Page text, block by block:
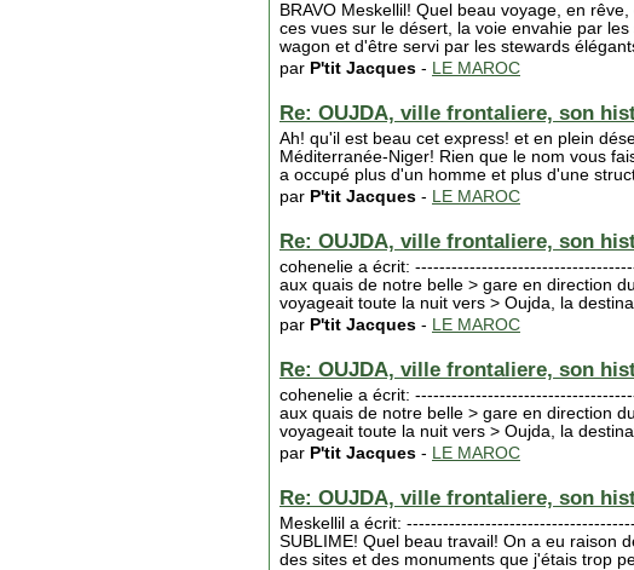
BRAVO Meskellil! Quel beau voyage, en
ces vues sur le désert, la voie envahie par
wagon et d'être servi par les stewards
par P'tit Jacques - LE MAROC
Re: OUJDA, ville frontaliere, son
Ah! qu'il est beau cet express! et en plein
Méditerranée-Niger! Rien que le nom vous
a occupé plus d'un homme et plus d'une
par P'tit Jacques - LE MAROC
Re: OUJDA, ville frontaliere, son
cohenelie a écrit:
aux quais de notre belle > gare en direction
voyageait toute la nuit vers > Oujda, la
par P'tit Jacques - LE MAROC
Re: OUJDA, ville frontaliere, son
cohenelie a écrit:
aux quais de notre belle > gare en direction
voyageait toute la nuit vers > Oujda, la
par P'tit Jacques - LE MAROC
Re: OUJDA, ville frontaliere, son
Meskellil a écrit:
SUBLIME! Quel beau travail! On a eu raison
des sites et des monuments que j'étais trop